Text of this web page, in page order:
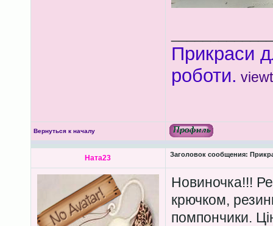
Прикраси
роботи.
Вернуться к началу
Ната23 Заголовок сообщения:
Новиночка!!!
крючком,
помпончики.